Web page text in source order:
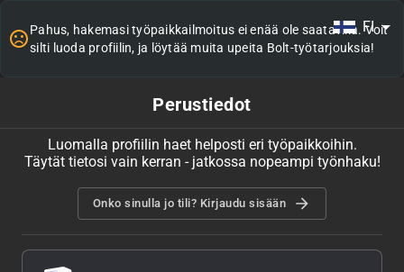
FI
Pahus, hakemasi työpaikkailmoitus ei enää ole saatavilla. Voit
silti luoda profiilin, ja löytää muita upeita Bolt-työtarjouksia!
Perustiedot
Luomalla profiilin haet helposti eri työpaikkoihin.
Täytät tietosi vain kerran - jatkossa nopeampi työnhaku!
Onko sinulla jo tili? Kirjaudu sisään